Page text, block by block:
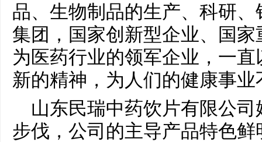
品、生物制品的生产、科研
集团，国家创新型企业、国
为医药行业的领军企业，一
新的精神，为人们的健康事业
山东民瑞中药饮片有限公
步伐，公司的主导产品特色